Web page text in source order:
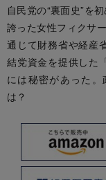
自民党の“裏面史”を
誇った女性フィクサ
通じて財務省や経産
結党資金を提供した
には秘密があった
は？